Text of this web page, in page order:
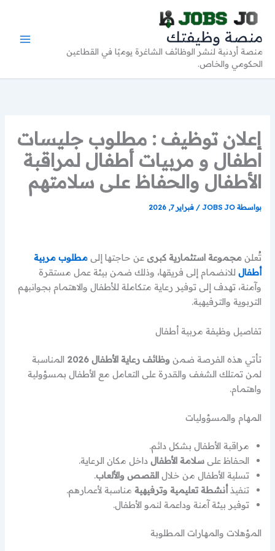
المحتوى
منصة وظيفتك
منصة أردنية لنشر الوظائف الشاغرة يوميًا في القطاعين
الحكومي والخاص.
إعلان توظيف : مطلوب جليسات
اطفال و مربيات أطفال لمراقبة
الأطفال والحفاظ على سلامتهم
بواسطة JOBS JO
/فبراير 7, 2026
تُعلنمجموعة استثمارية كبرى عن حاجتها إلىمطلوب مربية
أطفال للانضمام إلى فريقها، وذلك ضمن بيئة عمل مستقرة
وآمنة، تهدف إلى توفير رعاية متكاملة للأطفال والاهتمام بجوانبهم
التربوية والترفيهية.
تفاصيل وظيفة مربية أطفال
تأتي هذه الفرصة ضمنوظائف رعاية الأطفال 2026
المناسبة
لمن تمتلك الشغف والقدرة على التعامل مع الأطفال بمسؤولية
واهتمام.
المهام والمسؤوليات
مراقبة الأطفال بشكل دائم.
الحفاظ علىسلامة الأطفال داخل مكان الرعاية.
تسلية الأطفال من خلالالقصص والألعاب.
تنفيذأنشطة تعليمية وترفيهية مناسبة لأعمارهم.
توفير بيئة آمنة وداعمة لنمو الأطفال.
المؤهلات والمهارات المطلوبة